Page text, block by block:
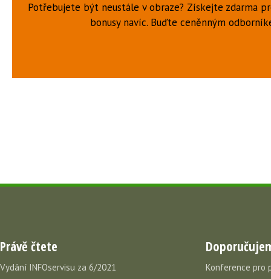
Potřebujete být neustále v obraze? Získejte zdarma
bonusy navíc. Buďte ceněnným
Právě čtete
Vydání INFOservisu za 6/2021
Konference pro